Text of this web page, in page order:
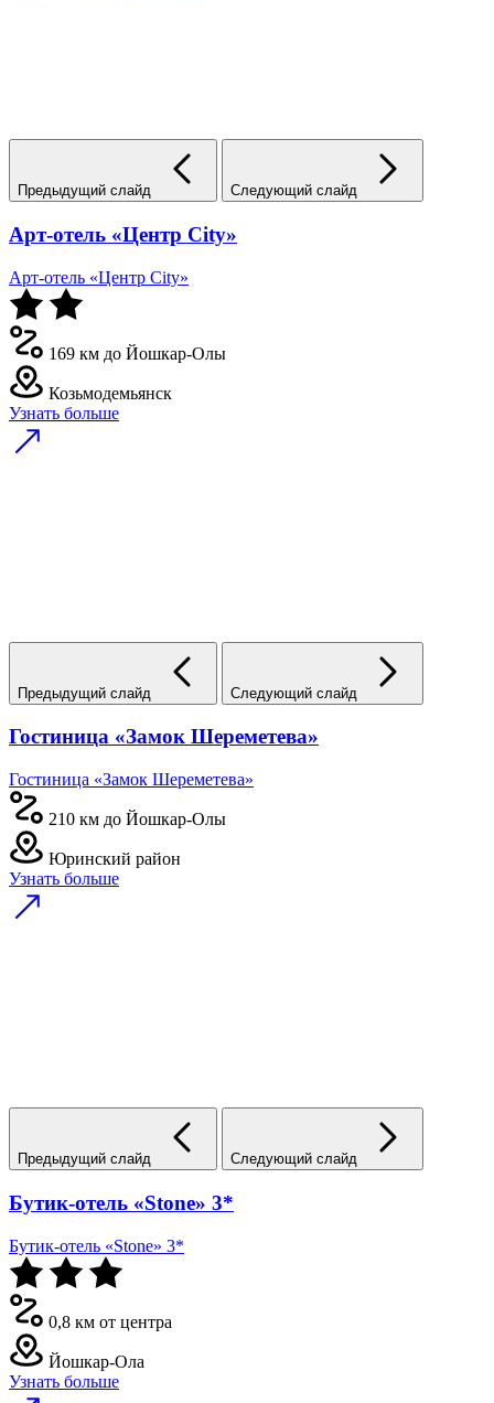
Предыдущий слайд Следующий слайд
Арт-отель «Центр City»
Арт-отель «Центр City»
169 км до Йошкар-Олы
Козьмодемьянск
Узнать больше
Предыдущий слайд Следующий слайд
Гостиница «Замок Шереметева»
Гостиница «Замок Шереметева»
210 км до Йошкар-Олы
Юринский район
Узнать больше
Предыдущий слайд Следующий слайд
Бутик-отель «Stone» 3*
Бутик-отель «Stone» 3*
0,8 км от центра
Йошкар-Ола
Узнать больше